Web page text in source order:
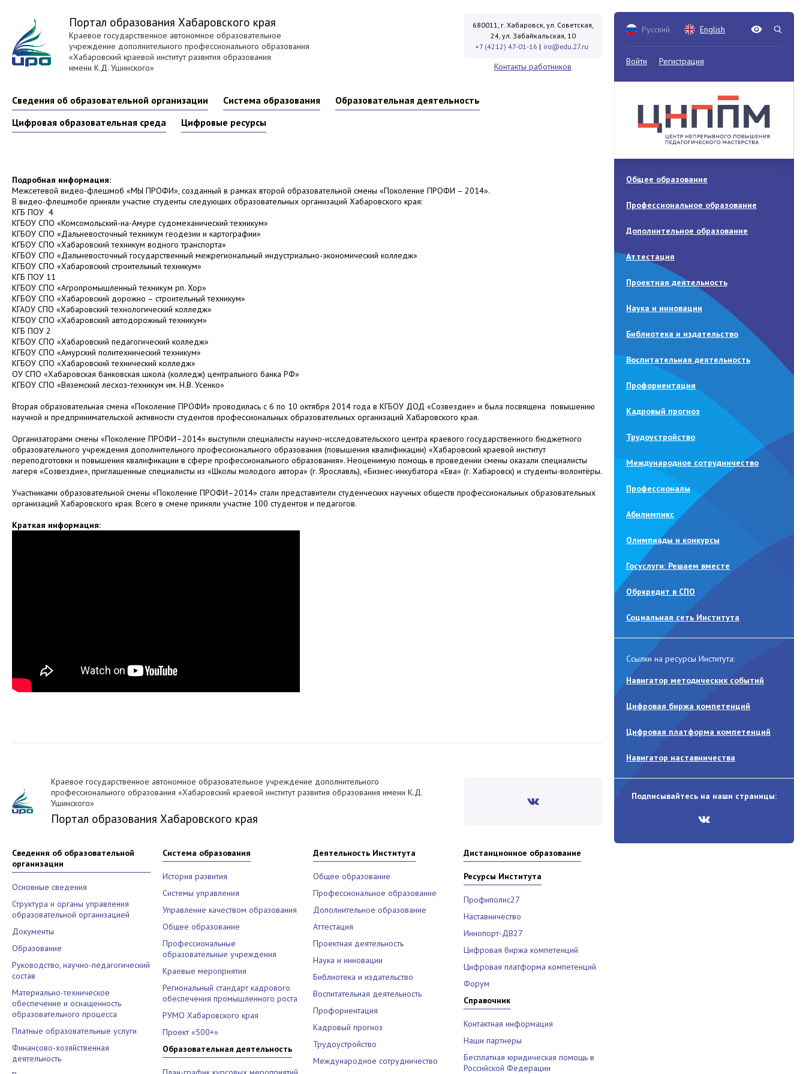
Русский English
Войти Регистрация
Общее образование
Профессиональное образование
Дополнительное образование
Аттестация
Проектная деятельность
Наука и инновации
Библиотека и издательство
Воспитательная деятельность
Профориентация
Кадровый прогноз
Трудоустройство
Международное сотрудничество
Профессионалы
Абилимпикс
Олимпиады и конкурсы
Госуслуги: Решаем вместе
Обркредит в СПО
Социальная сеть Института
Ссылки на ресурсы Института:
Навигатор методических событий
Цифровая биржа компетенций
Цифровая платформа компетенций
Навигатор наставничества
Подписывайтесь на наши страницы:
Портал образования Хабаровского края
Краевое государственное автономное образовательное
учреждение дополнительного профессионального образования
«Хабаровский краевой институт развития образования
имени К.Д. Ушинского»
680011, г. Хабаровск, ул. Советская,
24, ул. Забайкальская, 10
+7 (4212) 47-01-16 |
Контакты работников
Сведения об образовательной организации Система образования
Образовательная деятельность
Цифровая образовательная среда
Цифровые ресурсы
Подробная информация:
Межсетевой видео-флешмоб «МЫ ПРОФИ», созданный в рамках второй образовательной смены «Поколение ПРОФИ – 2014».
В видео-флешмобе приняли участие студенты следующих образовательных организаций Хабаровского края:
КГБ ПОУ 4
КГБОУ СПО «Комсомольский-на-Амуре судомеханический техникум»
КГБОУ СПО «Дальневосточный техникум геодезии и картографии»
КГБОУ СПО «Хабаровский техникум водного транспорта»
КГБОУ СПО «Дальневосточный государственный межрегиональный индустриально-экономический колледж»
КГБОУ СПО «Хабаровский строительный техникум»
КГБ ПОУ 11
КГБОУ СПО «Агропромышленный техникум рп. Хор»
КГБОУ СПО «Хабаровский дорожно – строительный техникум»
КГАОУ СПО «Хабаровский технологический колледж»
КГБОУ СПО «Хабаровский автодорожный техникум»
КГБ ПОУ 2
КГБОУ СПО «Хабаровский педагогический колледж»
КГБОУ СПО «Амурский политехнический техникум»
КГБОУ СПО «Хабаровский технический колледж»
ОУ СПО «Хабаровская банковская школа (колледж) центрального банка РФ»
КГБОУ СПО «Вяземский лесхоз-техникум им. Н.В. Усенко»
Вторая образовательная смена «Поколение ПРОФИ» проводилась с 6 по 10 октября 2014 года в КГБОУ ДОД «Созвездие» и была посвящена повышению
научной и предпринимательской активности студентов профессиональных образовательных организаций Хабаровского края.
Организаторами смены «Поколение ПРОФИ–2014» выступили специалисты научно-исследовательского центра краевого государственного бюджетного
образовательного учреждения дополнительного профессионального образования (повышения квалификации) «Хабаровский краевой институт
переподготовки и повышения квалификации в сфере профессионального образования». Неоценимую помощь в проведении смены оказали специалисты
лагеря «Созвездие», приглашенные специалисты из «Школы молодого автора» (г. Ярославль), «Бизнес-инкубатора «Ева» (г. Хабаровск) и студенты-волонтёры.
Участниками образовательной смены «Поколение ПРОФИ–2014» стали представители студенческих научных обществ профессиональных образовательных
организаций Хабаровского края. Всего в смене приняли участие 100 студентов и педагогов.
Краткая информация:
Краевое государственное автономное образовательное учреждение дополнительного
профессионального образования «Хабаровский краевой институт развития образования имени К.Д.
Ушинского»
Портал образования Хабаровского края
Сведения об образовательной
организации
Основные сведения
Структура и органы управления
образовательной организацией
Документы
Образование
Руководство, научно-педагогический
состав
Материально-техническое
обеспечение и оснащенность
образовательного процесса
Платные образовательные услуги
Финансово-хозяйственная
деятельность
Система образования
История развития
Системы управления
Управление качеством образования
Общее образование
Профессиональные
образовательные учреждения
Краевые мероприятия
Региональный стандарт кадрового
обеспечения промышленного роста
РУМО Хабаровского края
Проект «500+»
Образовательная деятельность
Деятельность Института
Общее образование
Профессиональное образование
Дополнительное образование
Аттестация
Проектная деятельность
Наука и инновации
Библиотека и издательство
Воспитательная деятельность
Профориентация
Кадровый прогноз
Трудоустройство
Международное сотрудничество
Дистанционное образование
Ресурсы Института
Профиполис27
Наставничество
Иннопорт-ДВ27
Цифровая биржа компетенций
Цифровая платформа компетенций
Форум
Справочник
Контактная информация
Наши партнеры
Бесплатная юридическая помощь в
Российской Федерации